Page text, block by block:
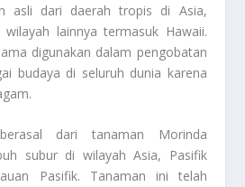
asli dari daerah tropis di Asia,
lainnya termasuk Hawaii.
digunakan dalam pengobatan
budaya di seluruh dunia karena
dari tanaman Morinda
subur di wilayah Asia, Pasifik
Pasifik. Tanaman ini telah